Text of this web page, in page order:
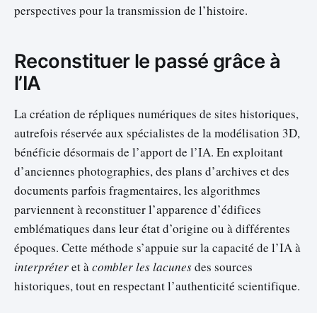
perspectives pour la transmission de l’histoire.
Reconstituer le passé grâce à
l’IA
La création de répliques numériques de sites historiques,
autrefois réservée aux spécialistes de la modélisation 3D,
bénéficie désormais de l’apport de l’IA. En exploitant
d’anciennes photographies, des plans d’archives et des
documents parfois fragmentaires, les algorithmes
parviennent à reconstituer l’apparence d’édifices
emblématiques dans leur état d’origine ou à différentes
époques. Cette méthode s’appuie sur la capacité de l’IA à
interpréteret àcombler les lacunesdes sources
historiques, tout en respectant l’authenticité scientifique.